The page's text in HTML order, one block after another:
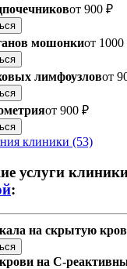
от 900 ₽
мошонкиот 1000
лимфоузловот
от 900 ₽
клиники (53)
услуги
:
на скрытую
на C-